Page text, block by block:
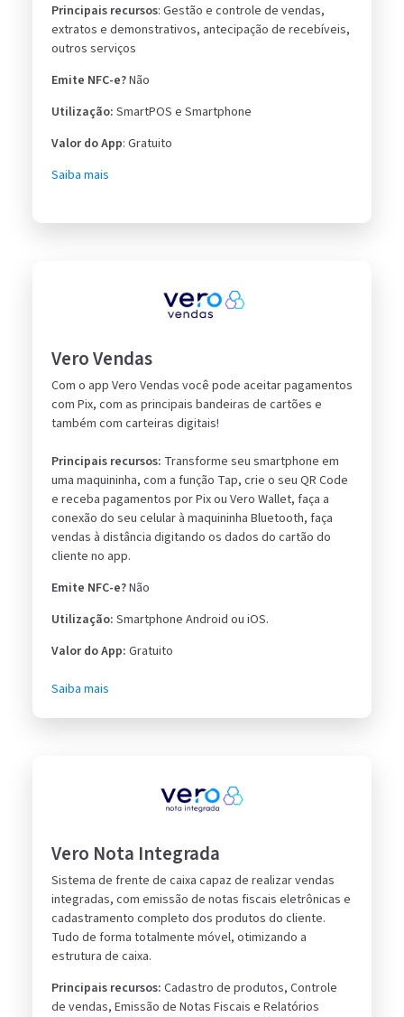
Principais recursos: Gestão e controle de vendas,
extratos e demonstrativos, antecipação de recebíveis,
outros serviços
Emite NFC-e?Não
Utilização: SmartPOS e Smartphone
Valor do App: Gratuito
Saiba mais
Vero Vendas
Com o app Vero Vendas você pode aceitar pagamentos
com Pix, com as principais bandeiras de cartões e
também com carteiras digitais!
Principais recursos: Transforme seu smartphone em
uma maquininha, com a função Tap, crie o seu QR Code
e receba pagamentos por Pix ou Vero Wallet, faça a
conexão do seu celular à maquininha Bluetooth, faça
vendas à distância digitando os dados do cartão do
cliente no app.
Emite NFC-e?Não
Utilização: Smartphone Android ou iOS.
Valor do App: Gratuito
Saiba mais
Vero Nota Integrada
Sistema de frente de caixa capaz de realizar vendas
integradas, com emissão de notas fiscais eletrônicas e
cadastramento completo dos produtos do cliente.
Tudo de forma totalmente móvel, otimizando a
estrutura de caixa.
Principais recursos: Cadastro de produtos, Controle
de vendas, Emissão de Notas Fiscais e Relatórios